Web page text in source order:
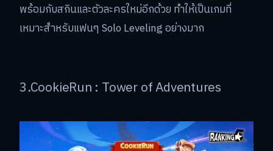
พร้อมกับสกินและตัวละครใหม่อีกด้วย ทำให้เป็นเกมที่
เหมาะสำหรับแฟนๆ Solo Leveling อย่างมาก
3.CookieRun : Tower of Adventures